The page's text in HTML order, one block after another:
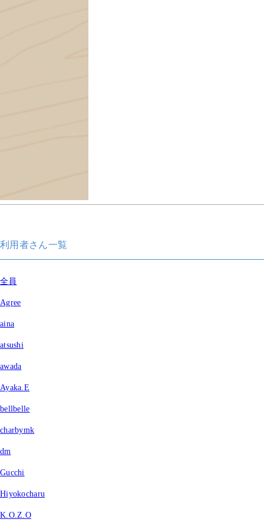
利用者さん一覧
全員
Agree
aina
atsushi
awada
Ayaka.E
bellbelle
charbymk
dm
Gucchi
Hiyokocharu
K.O.Z.O